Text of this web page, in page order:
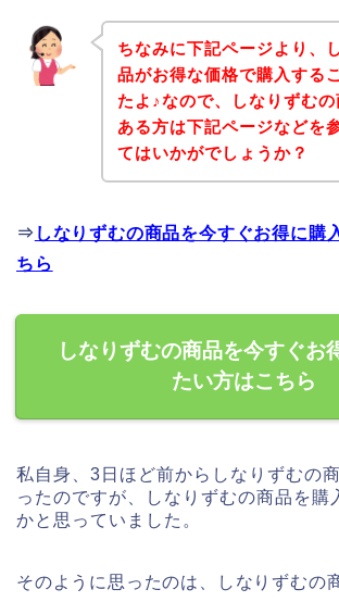
ちなみに下記ページより、
品がお得な価格で購入する
たよ♪なので、しなりずむ
ある方は下記ページなどを
てはいかがでしょうか？
⇒ しなりずむの商品を今すぐお得に購
ちら
しなりずむの商品を今すぐお
たい方はこちら
私自身、3日ほど前からしなりずむの
ったのですが、しなりずむの商品を購
かと思っていました。
そのように思ったのは、しなりずむの